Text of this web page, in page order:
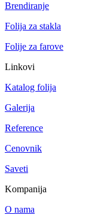
Brendiranje
Folija za stakla
Folije za farove
Linkovi
Katalog folija
Galerija
Reference
Cenovnik
Saveti
Kompanija
O nama